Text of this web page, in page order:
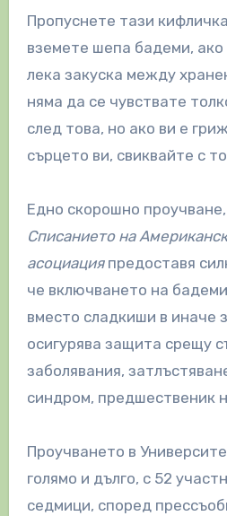
Пропуснете тази
вземете шепа бадеми,
лека закуска между
няма да се чувствате
след това, но ако ви е
сърцето ви, свиквайте с
Едно скорошно
Списанието на
асоциацияпредоставя
че включването на
вместо сладкиши в иначе
осигурява защита срещу
заболявания,
синдром, предшественик
Проучването в
голямо и дълго, с 52
седмици, според